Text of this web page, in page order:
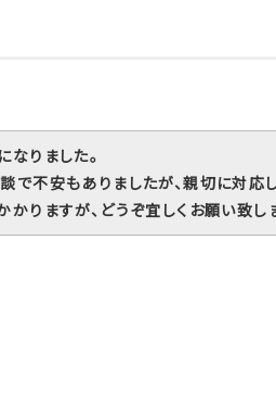
りました。
不安もありましたが、親切に対応
りますが、どうぞ宜しくお願い致し